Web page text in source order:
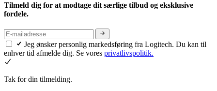
Tilmeld dig for at modtage dit særlige tilbud og eksklusive
fordele.
Jeg ønsker personlig markedsføring fra Logitech. Du kan til
enhver tid afmelde dig. Se vores privatlivspolitik.
Tak for din tilmelding.